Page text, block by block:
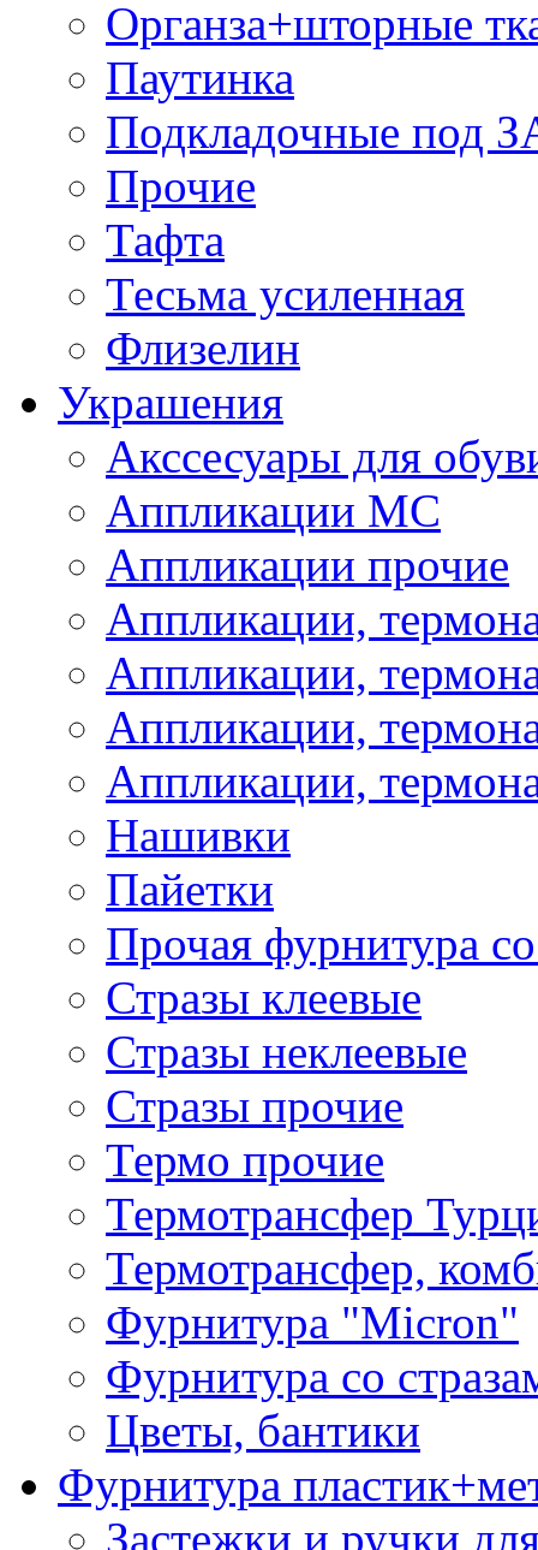
Органза+шторные
Паутинка
Подкладочные под
Прочие
Тафта
Тесьма усиленная
Флизелин
Украшения
Акссесуары для
Аппликации МС
Аппликации прочие
Аппликации,
Аппликации,
Аппликации,
Аппликации,
Нашивки
Пайетки
Прочая фурнитура
Стразы клеевые
Стразы неклеевые
Стразы прочие
Термо прочие
Термотрансфер
Термотрансфер,
Фурнитура "Micron"
Фурнитура со
Цветы, бантики
Фурнитура
Застежки и ручки